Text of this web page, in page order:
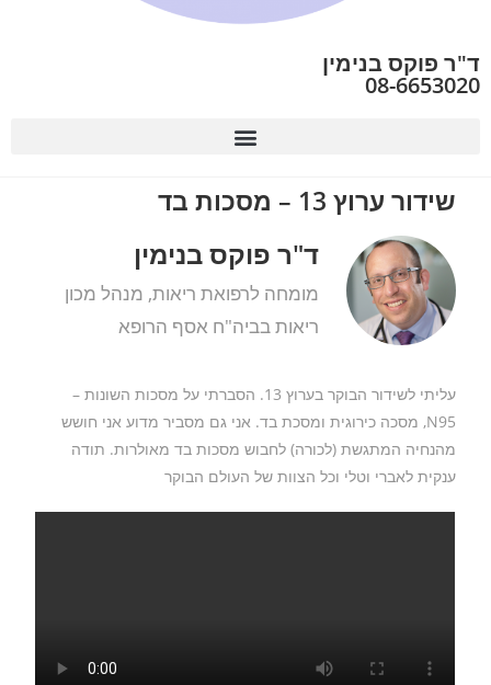
ד"ר פוקס בנימין
08-6653020
שידור ערוץ 13 – מסכות בד
ד"ר פוקס בנימין
מומחה לרפואת ריאות, מנהל מכון
ריאות בביה"ח אסף הרופא
עליתי לשידור הבוקר בערוץ 13. הסברתי על מסכות השונות –
N95, מסכה כירוגית ומסכת בד. אני גם מסביר מדוע אני חושש
מהנחיה המתגשת (לכורה) לחבוש מסכות בד מאולרות. תודה
ענקית לאברי וטלי וכל הצוות של העולם הבוקר